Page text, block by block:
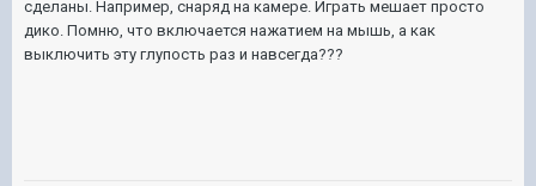
сделаны. Например, снаряд на камере. Играть мешает просто
дико. Помню, что включается нажатием на мышь, а как
выключить эту глупость раз и навсегда???